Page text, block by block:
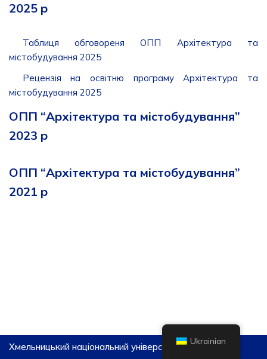
2025 р
Таблиця обговореня ОПП Архітектура та
містобудування 2025
Рецензія на освітню програму Архітектура та
містобудування 2025
ОПП “Архітектура та містобудування”
2023 р
ОПП “Архітектура та містобудування”
2021 р
Хмельницький національний університет, 2026
Ukrainian